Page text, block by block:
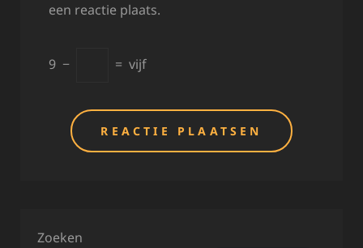
een reactie plaats.
9 − = vijf
Zoeken